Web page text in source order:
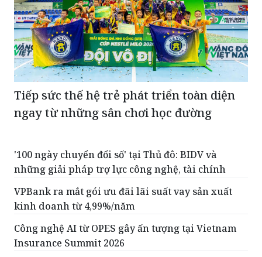
Tiếp sức thế hệ trẻ phát triển toàn diện
ngay từ những sân chơi học đường
'100 ngày chuyển đổi số' tại Thủ đô: BIDV và
VPBank ra mắt gói ưu đãi lãi suất vay sản xuất
kinh doanh từ 4,99%/năm
Công nghệ AI từ OPES gây ấn tượng tại Vietnam
Insurance Summit 2026
Đi tỉnh như đi phố, chủ xe VinFast yên tâm nhờ
mạng lưới xưởng dịch vụ có mặt khắp 34 tỉnh,